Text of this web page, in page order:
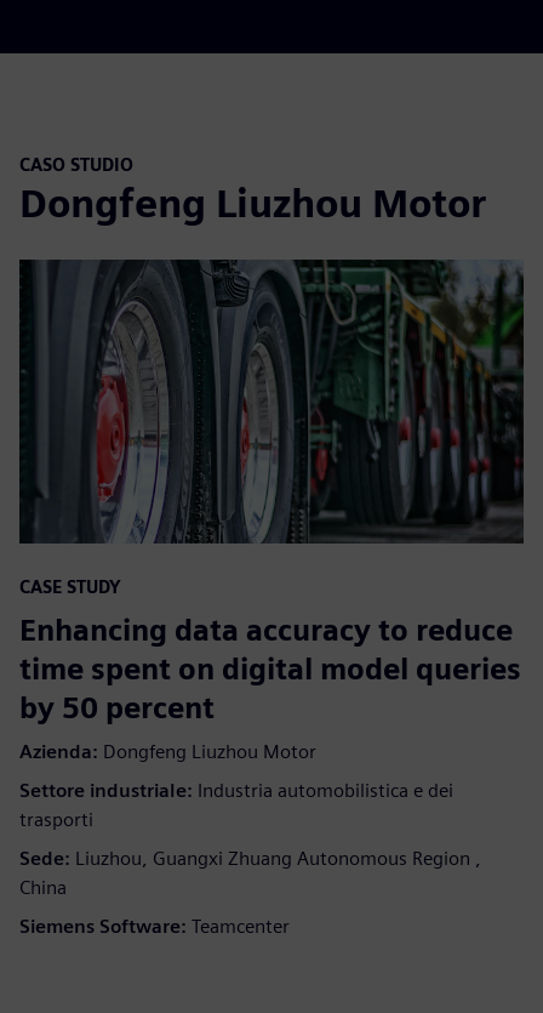
CASO STUDIO
Dongfeng Liuzhou Motor
CASE STUDY
Enhancing data accuracy to reduce
time spent on digital model queries
by 50 percent
Azienda: Dongfeng Liuzhou Motor
Settore industriale: Industria automobilistica e dei
trasporti
Sede: Liuzhou, Guangxi Zhuang Autonomous Region ,
China
Siemens Software: Teamcenter